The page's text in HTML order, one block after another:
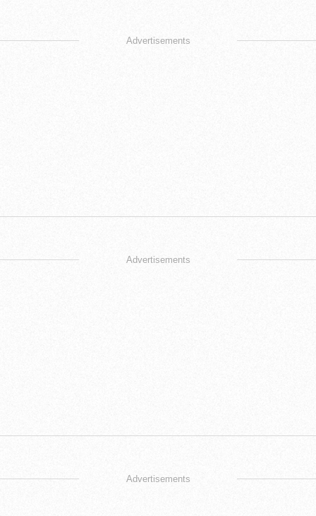
Advertisements
Advertisements
Advertisements